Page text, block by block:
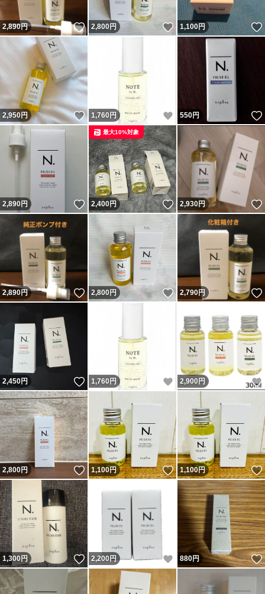
2,890円 いいね！
2,800円 いいね！
1,100円
2,950円 いいね！
1,760 円 いいね！
550円
2,890円 いいね！
2,400円 いいね！
最大10%対象
2,930円
2,890円 いいね！
2,800円 いいね！
2,790円
2,450円 いいね！
1,760 円 いいね！
2,900 円
2,800円 いいね！
1,100円 いいね！
1,100円
1,300円 いいね！
2,200円 いいね！
880円